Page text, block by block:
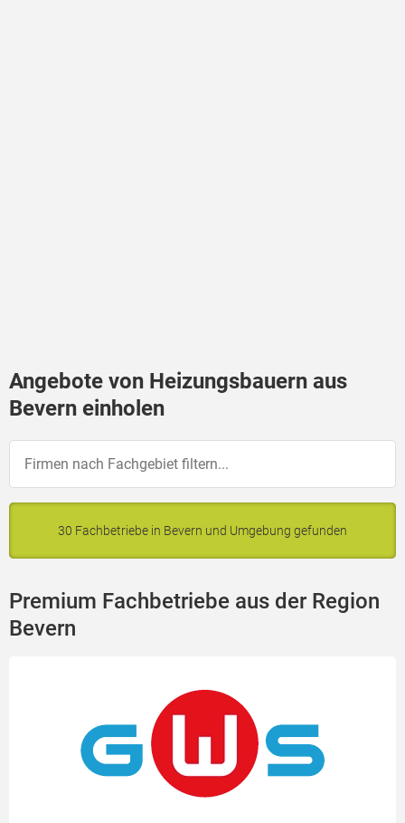
Angebote von Heizungsbauern aus
Bevern einholen
30 Fachbetriebe in Bevern und Umgebung gefunden
Premium Fachbetriebe aus der Region
Bevern